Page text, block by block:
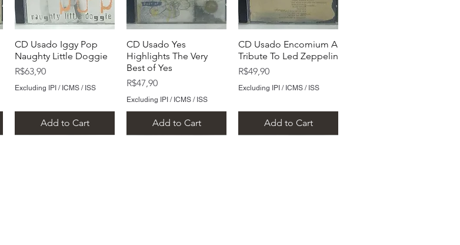
CD Usado Iggy Pop
Naughty Little Doggie
Price
R$63,90
Excluding IPI / ICMS / ISS
Add to Cart
CD Usado Yes
Highlights The Very
Best of Yes
Price
R$47,90
Excluding IPI / ICMS / ISS
Add to Cart
CD Usado Encomium A
Tribute To Led Zeppelin
Price
R$49,90
Excluding IPI / ICMS / ISS
Add to Cart